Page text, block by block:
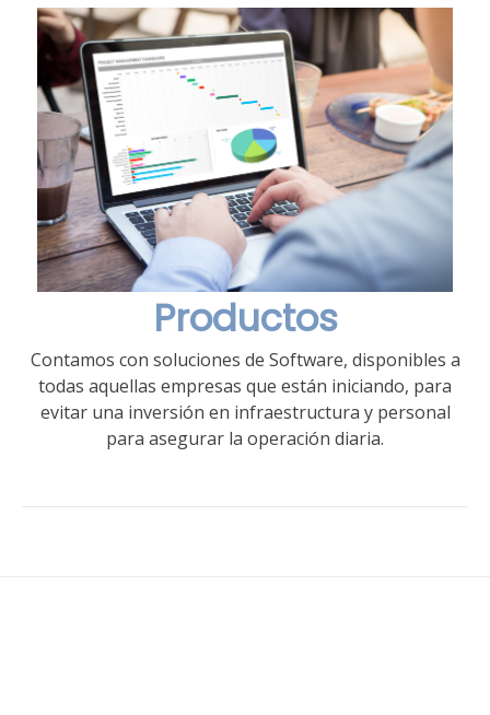
Productos
Contamos con soluciones de Software, disponibles a
todas aquellas empresas que están iniciando, para
evitar una inversión en infraestructura y personal
para asegurar la operación diaria.